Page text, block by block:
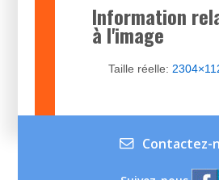
Information
à l'image
Taille réelle:
Contactez-